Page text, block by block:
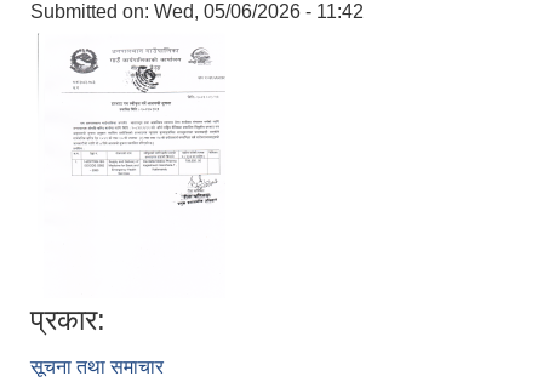
Submitted on: Wed, 05/06/2026 - 11:42
प्रकार:
सूचना तथा समाचार